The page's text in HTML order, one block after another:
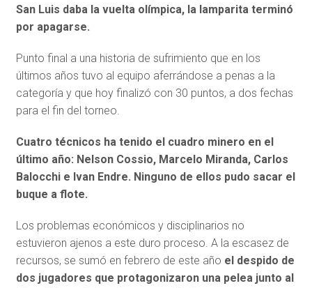
San Luis daba la vuelta olímpica, la lamparita terminó
por apagarse.
Punto final a una historia de sufrimiento que en los
últimos años tuvo al equipo aferrándose a penas a la
categoría y que hoy finalizó con 30 puntos, a dos fechas
para el fin del torneo.
Cuatro técnicos ha tenido el cuadro minero en el
último año: Nelson Cossio, Marcelo Miranda, Carlos
Balocchi e Ivan Endre. Ninguno de ellos pudo sacar el
buque a flote.
Los problemas económicos y disciplinarios no
estuvieron ajenos a este duro proceso. A la escasez de
recursos, se sumó en febrero de este año el despido de
dos jugadores que protagonizaron una pelea junto al